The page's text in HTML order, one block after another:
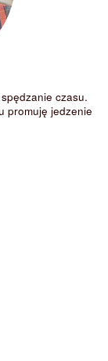
czasu.
promuję jedzenie